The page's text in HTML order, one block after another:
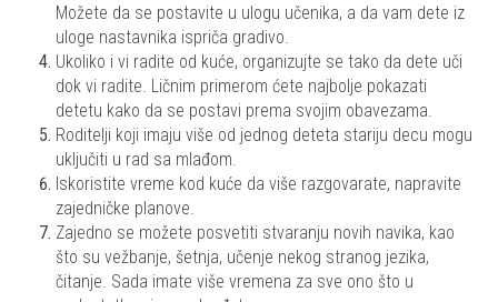
Možete da se postavite u ulogu učenika, a da vam dete iz
uloge nastavnika ispriča gradivo.
Ukoliko i vi radite od kuće, organizujte se tako da dete uči
dok vi radite. Ličnim primerom ćete najbolje pokazati
detetu kako da se postavi prema svojim obavezama.
Roditelji koji imaju više od jednog deteta stariju decu mogu
uključiti u rad sa mlađom.
Iskoristite vreme kod kuće da više razgovarate, napravite
zajedničke planove.
Zajedno se možete posvetiti stvaranju novih navika, kao
što su vežbanje, šetnja, učenje nekog stranog jezika,
čitanje. Sada imate više vremena za sve ono što u